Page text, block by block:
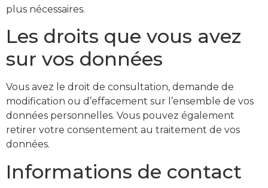
plus nécessaires.
Les droits que vous avez
sur vos données
Vous avez le droit de consultation, demande de
modification ou d’effacement sur l’ensemble de vos
données personnelles. Vous pouvez également
retirer votre consentement au traitement de vos
données.
Informations de contact